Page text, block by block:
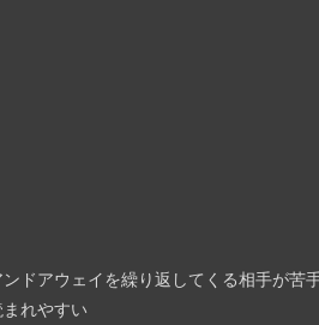
ドアウェイを繰り返してくる相手が苦
れやすい